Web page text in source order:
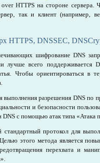
HTTPS на стороне сервера.
так и клиент (например,
HTTPS, DNSSEC,
шифрование DNS
лучше всего
Чтобы ориентироваться в
выполнения разрешения DNS по
и безопасности
с помощью атак типа «Атака
протокол для
этого метода является
перехвата и